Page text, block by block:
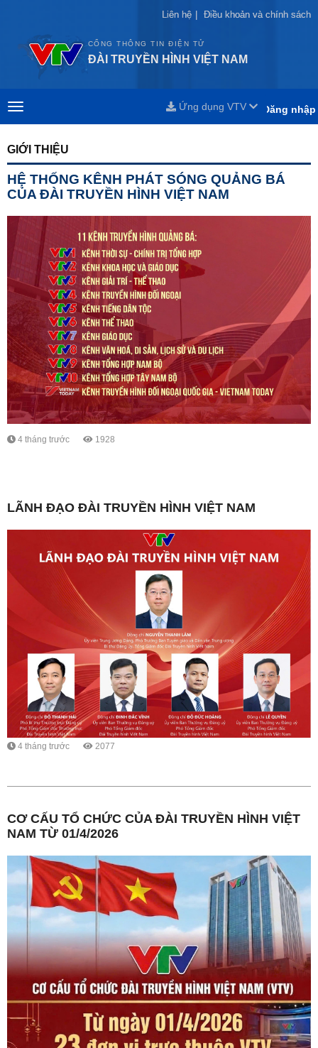
Liên hệ Điều khoản và chính sách
Liên hệ Điều khoản và chính sách
CỔNG THÔNG TIN ĐIỆN TỬ
ĐÀI TRUYỀN HÌNH VIỆT NAM
Đăng nhập
Ứng dụng VTV
GIỚI THIỆU
HỆ THỐNG KÊNH PHÁT SÓNG QUẢNG BÁ
CỦA ĐÀI TRUYỀN HÌNH VIỆT NAM
4 tháng trước 1928
LÃNH ĐẠO ĐÀI TRUYỀN HÌNH VIỆT NAM
4 tháng trước 2077
CƠ CẤU TỔ CHỨC CỦA ĐÀI TRUYỀN HÌNH VIỆT
NAM TỪ 01/4/2026